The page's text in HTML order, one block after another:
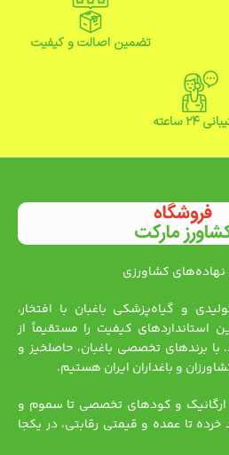
تضمین اصالت و کیفیت
۲۴ ساعته
کشاورزی
و گیاه‌پزشکی باغبان با افتخار،
استانداردهای کیفیت را مستقیماً از
برندهای تخصصی باغبان، حاصلخیز و
و باغداران ایران هستیم.
ارگانیک و کودهای تخصصی تا سموم و
خرده تا عمده و قیمتی رقابتی، در یکجا